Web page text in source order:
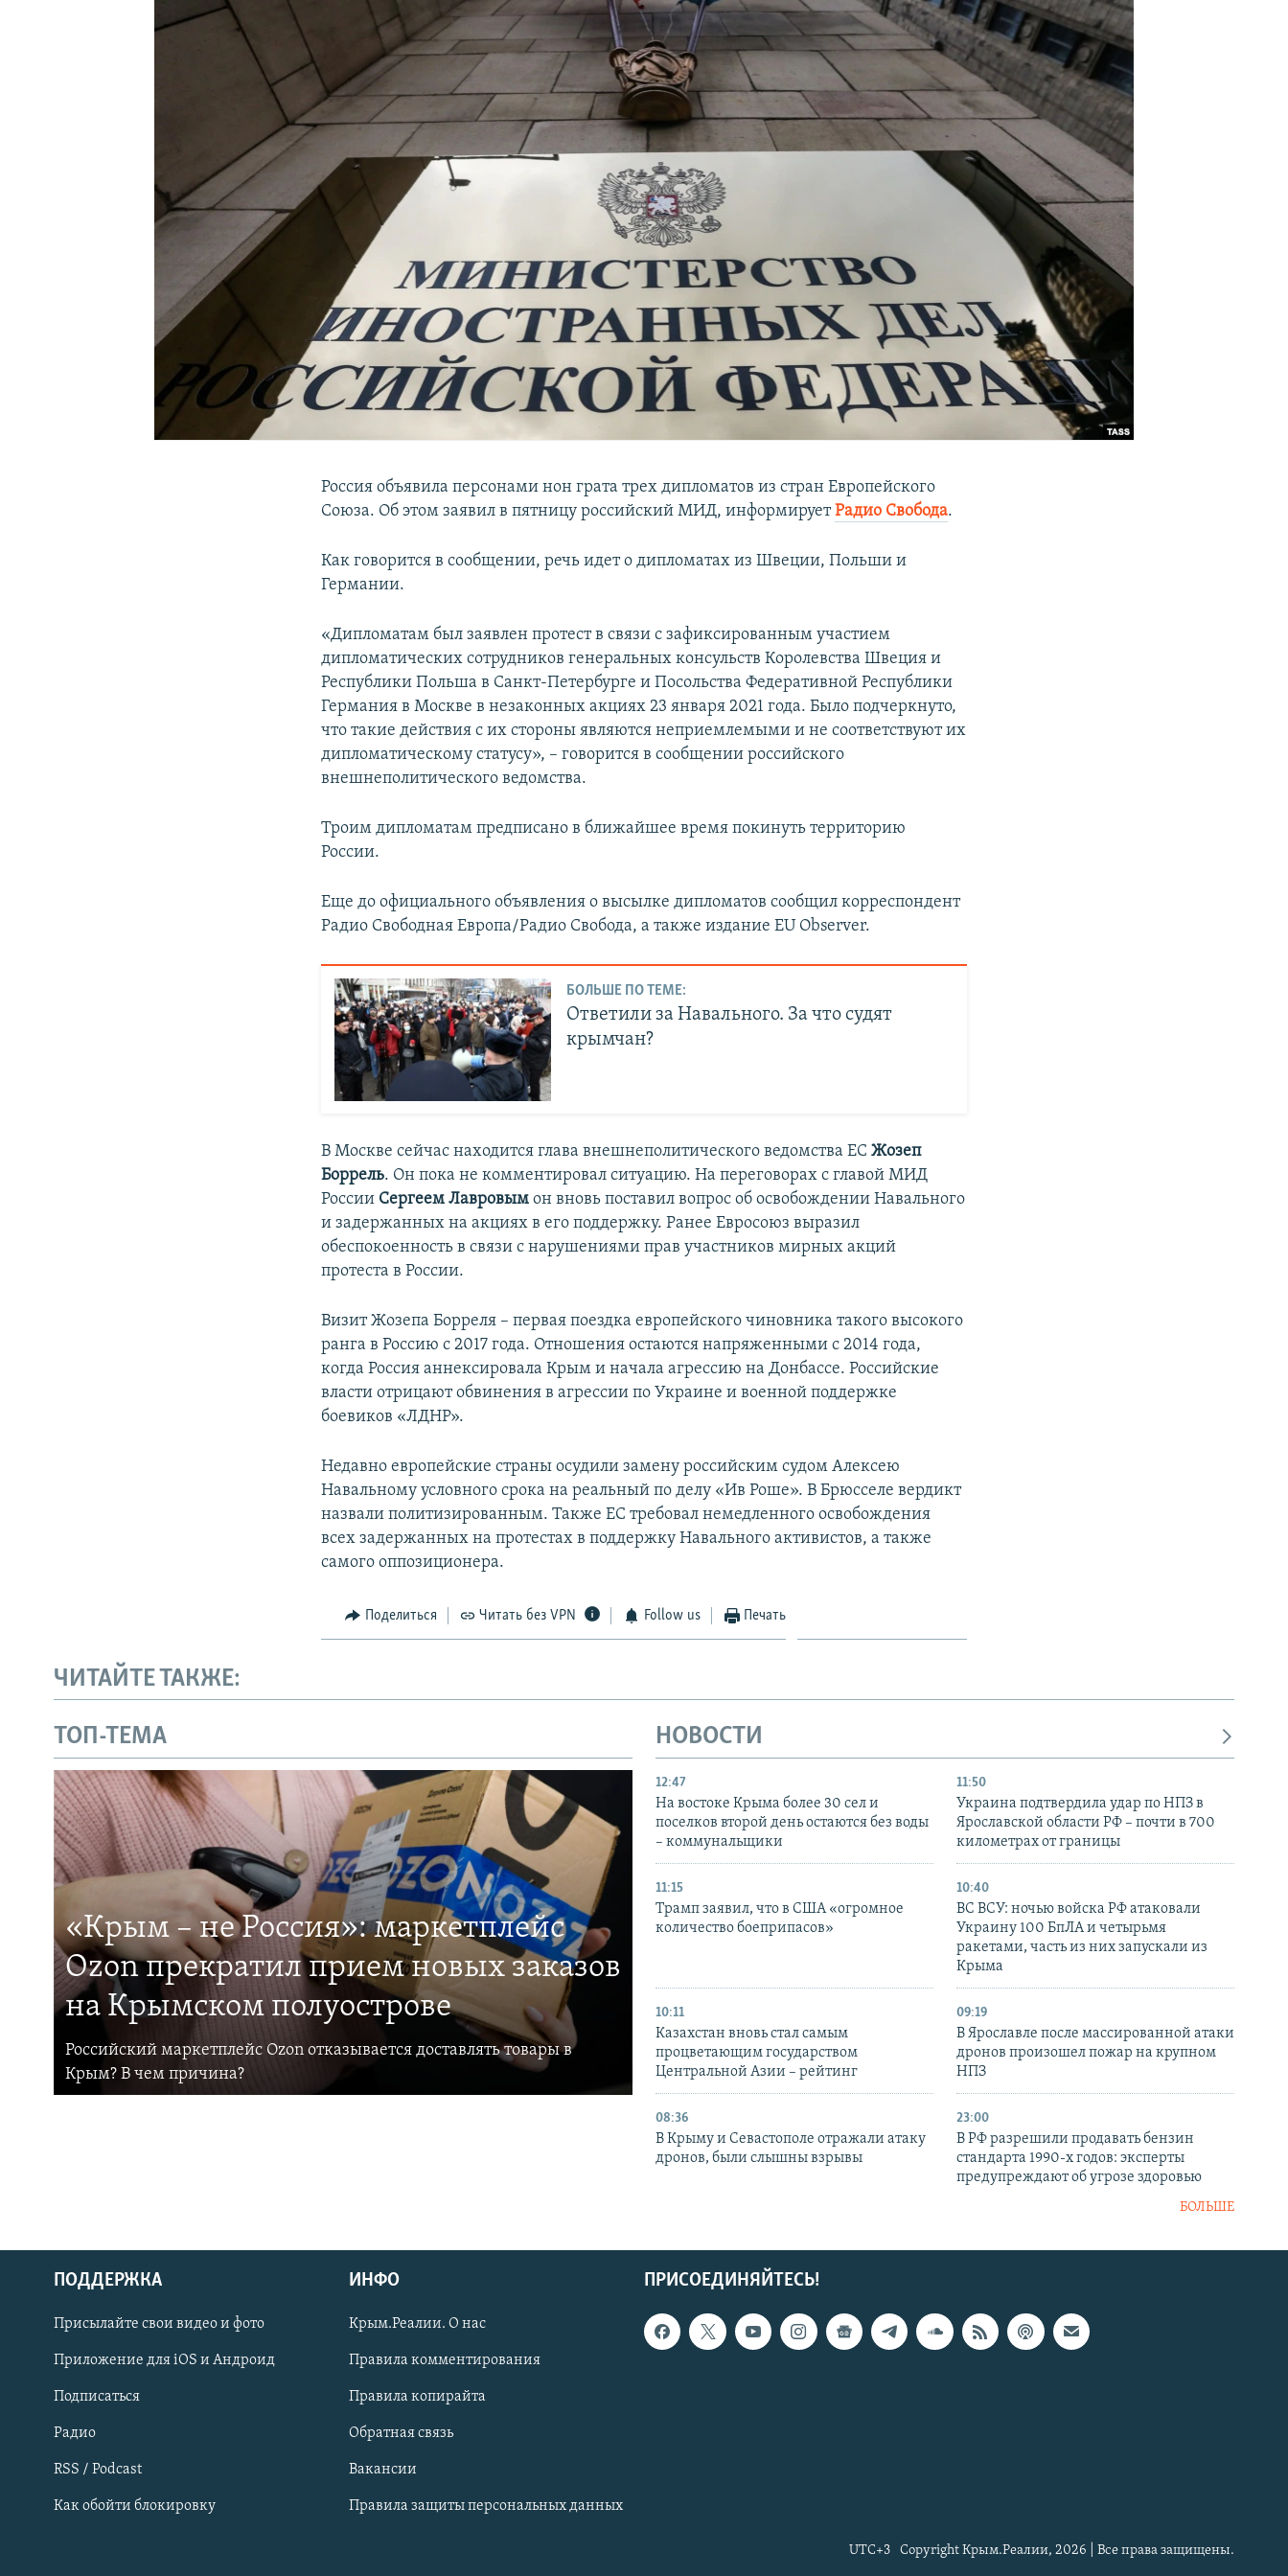
Українською
Qırımtatar
ПРИСОЕДИНЯЙТЕСЬ!
Россия объявила персонами нон грата трех дипломатов из стран Европейского
Союза. Об этом заявил в пятницу российский МИД, информируетРадио Свобода.
Как говорится в сообщении, речь идет о дипломатах из Швеции, Польши и
Германии.
«Дипломатам был заявлен протест в связи с зафиксированным участием
дипломатических сотрудников генеральных консульств Королевства Швеция и
Республики Польша в Санкт-Петербурге и Посольства Федеративной Республики
Германия в Москве в незаконных акциях 23 января 2021 года. Было подчеркнуто,
что такие действия с их стороны являются неприемлемыми и не соответствуют их
дипломатическому статусу», – говорится в сообщении российского
внешнеполитического ведомства.
Троим дипломатам предписано в ближайшее время покинуть территорию
России.
Еще до официального объявления о высылке дипломатов сообщил корреспондент
Радио Свободная Европа/Радио Свобода, а также издание EU Observer.
БОЛЬШЕ ПО ТЕМЕ:
Ответили за Навального. За что судят
крымчан?
В Москве сейчас находится глава внешнеполитического ведомства ЕСЖозеп
Боррель. Он пока не комментировал ситуацию. На переговорах с главой МИД
России Сергеем Лавровым он вновь поставил вопрос об освобождении Навального
и задержанных на акциях в его поддержку. Ранее Евросоюз выразил
обеспокоенность в связи с нарушениями прав участников мирных акций
протеста в России.
Визит Жозепа Борреля – первая поездка европейского чиновника такого высокого
ранга в Россию с 2017 года. Отношения остаются напряженными с 2014 года,
когда Россия аннексировала Крым и начала агрессию на Донбассе. Российские
власти отрицают обвинения в агрессии по Украине и военной поддержке
боевиков «ЛДНР».
Недавно европейские страны осудили замену российским судом Алексею
Навальному условного срока на реальный по делу «Ив Роше». В Брюсселе вердикт
назвали политизированным. Также ЕС требовал немедленного освобождения
всех задержанных на протестах в поддержку Навального активистов, а также
самого оппозиционера.
Поделиться Читать без VPN Follow us Печать
ЧИТАЙТЕ ТАКЖЕ:
ТОП-ТЕМА
«Крым – не Россия»: маркетплейс
Ozon прекратил прием новых заказов
на Крымском полуострове
Российский маркетплейс Ozon отказывается доставлять товары в
Крым? В чем причина?
НОВОСТИ
12:47
На востоке Крыма более 30 сел и
поселков второй день остаются без воды
– коммунальщики
11:50
Украина подтвердила удар по НПЗ в
Ярославской области РФ – почти в 700
километрах от границы
11:15
Трамп заявил, что в США «огромное
количество боеприпасов»
10:40
ВС ВСУ: ночью войска РФ атаковали
Украину 100 БпЛА и четырьмя
ракетами, часть из них запускали из
Крыма
10:11
Казахстан вновь стал самым
процветающим государством
Центральной Азии – рейтинг
09:19
В Ярославле после массированной атаки
дронов произошел пожар на крупном
НПЗ
08:36
В Крыму и Севастополе отражали атаку
дронов, были слышны взрывы
23:00
В РФ разрешили продавать бензин
стандарта 1990-х годов: эксперты
предупреждают об угрозе здоровью
БОЛЬШЕ
ПРИСОЕДИНЯЙТЕСЬ!
ПОДДЕРЖКА
Присылайте свои видео и фото
Приложение для iOS и Андроид
Подписаться
Радио
RSS / Podcast
Как обойти блокировку
ИНФО
Крым.Реалии. О нас
Правила комментирования
Правила копирайта
Обратная связь
Вакансии
Правила защиты персональных данных
Copyright Крым.Реалии, 2026 | Все права защищены.
UTC+3